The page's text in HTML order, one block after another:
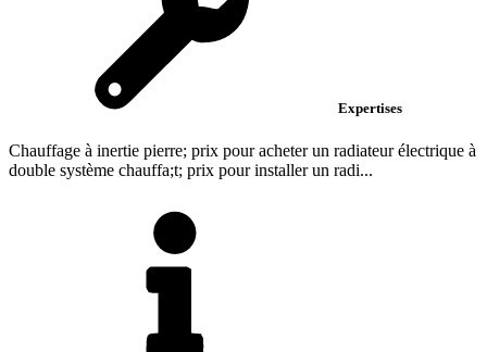
Expertises
Chauffage à inertie pierre; prix pour acheter un radiateur électrique à
double système chauffa;t; prix pour installer un radi...